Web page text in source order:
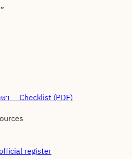
”
า — Checklist (PDF)
register